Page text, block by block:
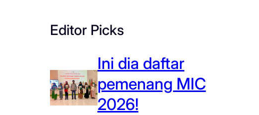
Editor Picks
Ini dia daftar
pemenang MIC
2026!